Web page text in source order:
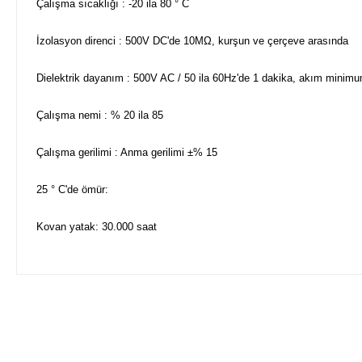
Çalışma sıcaklığı : -20 ila 80 ° C
İzolasyon direnci : 500V DC'de 10MΩ, kurşun ve çerçeve arasında
Dielektrik dayanım : 500V AC / 50 ila 60Hz'de 1 dakika, akım
Çalışma nemi : % 20 ila 85
Çalışma gerilimi : Anma gerilimi ±% 15
25 ° C'de ömür:
Kovan yatak: 30.000 saat